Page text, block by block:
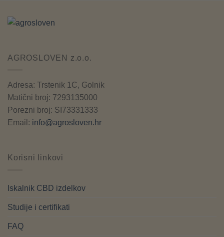
AGROSLOVEN z.o.o.
Adresa: Trstenik 1C, Golnik
Matični broj: 7293135000
Porezni broj: SI73331333
Email: info@agrosloven.hr
Korisni linkovi
Iskalnik CBD izdelkov
Studije i certifikati
FAQ